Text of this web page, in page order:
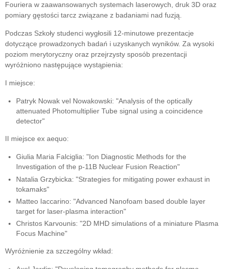
Fouriera w zaawansowanych systemach laserowych, druk 3D oraz
pomiary gęstości tarcz związane z badaniami nad fuzją.
Podczas Szkoły studenci wygłosili 12-minutowe prezentacje
dotyczące prowadzonych badań i uzyskanych wyników. Za wysoki
poziom merytoryczny oraz przejrzysty sposób prezentacji
wyróżniono następujące wystąpienia:
I miejsce:
Patryk Nowak vel Nowakowski: "Analysis of the optically
attenuated Photomultiplier Tube signal using a coincidence
detector"
II miejsce ex aequo:
Giulia Maria Falciglia: "Ion Diagnostic Methods for the
Investigation of the p-11B Nuclear Fusion Reaction"
Natalia Grzybicka: "Strategies for mitigating power exhaust in
tokamaks"
Matteo Iaccarino: "Advanced Nanofoam based double layer
target for laser-plasma interaction"
Christos Karvounis: "2D MHD simulations of a miniature Plasma
Focus Machine"
Wyróżnienie za szczególny wkład: